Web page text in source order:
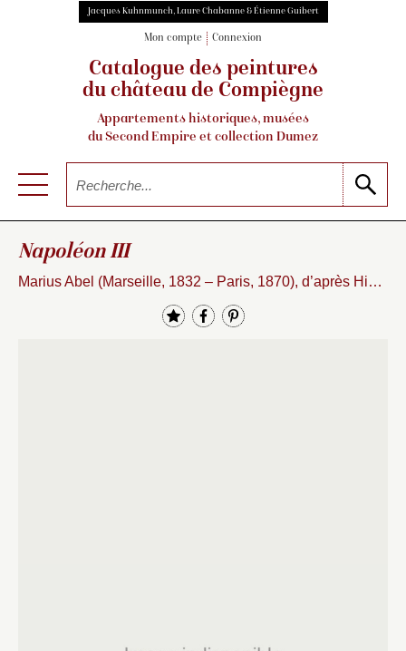
Jacques Kuhnmunch, Laure Chabanne & Étienne Guibert
Mon compte Connexion
Catalogue des peintures
du château de Compiègne
Appartements historiques, musées
du Second Empire et collection Dumez
Napoléon III
Marius Abel (Marseille, 1832 – Paris, 1870), d’après Hippolyte Flandrin (1809-1864)